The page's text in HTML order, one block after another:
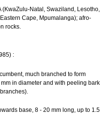
(KwaZulu-Natal, Swaziland, Lesotho,
Cape, Mpumalanga); afro-
rocks.
:
much branched to form
in diameter and with peeling bark
base, 8 - 20 mm long, up to 1.5